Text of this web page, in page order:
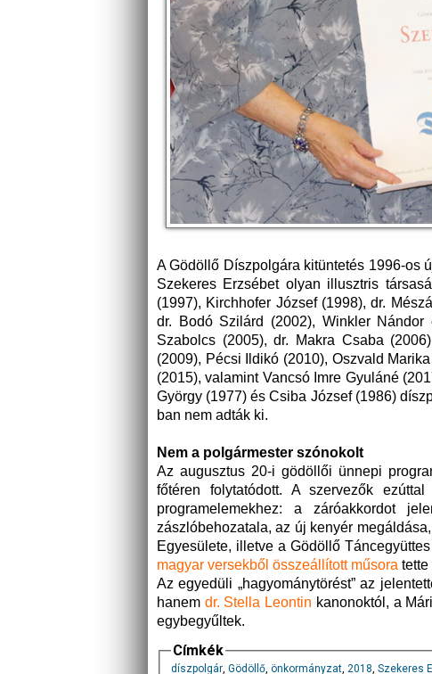
A Gödöllő Díszpolgára kitüntetés 1996-os
Szekeres Erzsébet olyan illusztris
(1997), Kirchhofer József (1998), dr.
dr. Bodó Szilárd (2002), Winkler
Szabolcs (2005), dr. Makra Csaba
(2009), Pécsi Ildikó (2010), Oszvald
(2015), valamint Vancsó Imre Gyuláné
György (1977) és Csiba József (1986)
ban nem adták ki.
Nem a polgármester szónokolt
Az augusztus 20-i gödöllői ünnepi
főtéren folytatódott. A szervezők
programelemekhez: a záróakkordot
zászlóbehozatala, az új kenyér
Egyesülete, illetve a Gödöllő
magyar versekből összeállított műsora tette
Az egyedüli „hagyománytörést” az
hanem dr. Stella Leontin kanonoktól, a
egybegyűltek.
Címkék
díszpolgár, Gödöllő, önkormányzat, 2018, Szekeres